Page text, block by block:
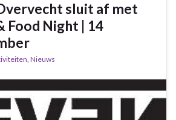
sluit af met
Food Night | 14
Nieuws